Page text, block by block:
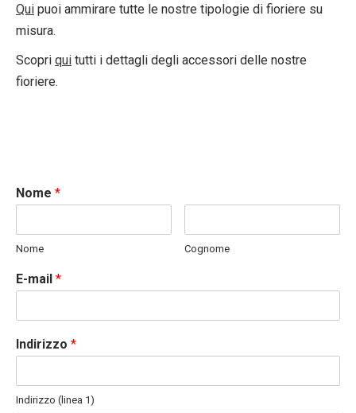
Qui puoi ammirare tutte le nostre tipologie di fioriere su
misura.
Scopri qui tutti i dettagli degli accessori delle nostre
fioriere.
Nome *
Nome Cognome
E-mail *
Indirizzo *
Indirizzo (linea 1)